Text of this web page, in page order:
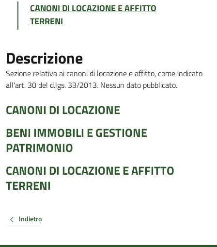
CANONI DI LOCAZIONE E AFFITTO
TERRENI
Descrizione
Sezione relativa ai canoni di locazione e affitto, come indicato
all'art. 30 del d.lgs. 33/2013. Nessun dato pubblicato.
CANONI DI LOCAZIONE
BENI IMMOBILI E GESTIONE
PATRIMONIO
CANONI DI LOCAZIONE E AFFITTO
TERRENI
Indietro